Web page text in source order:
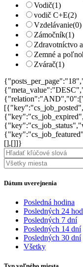
Vodič(1)
vodič C+E(2)
Vzdelávanie(0)
Zámočník(1)
Zdravotníctvo
Zemné a
Zvárač(1)
[],[]]}
Dátum uverejnenia
Posledná hodina
Posledných 24
Posledných 7 dní
Posledných 14 dní
Posledných 30 dní
Všetky